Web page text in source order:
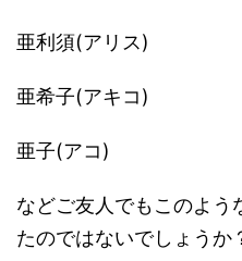
亜利須(アリス)
亜希子(アキコ)
亜子(アコ)
などご友人でもこのよう
たのではないでしょうか